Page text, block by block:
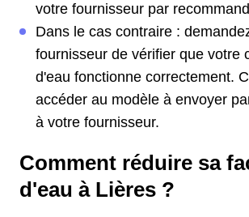
votre fournisseur par
Dans le cas contraire :
fournisseur de vérifier que votre
d'eau fonctionne correctement.
accéder au modèle à envoyer
à votre fournisseur.
Comment réduire sa
d'eau à Lières ?